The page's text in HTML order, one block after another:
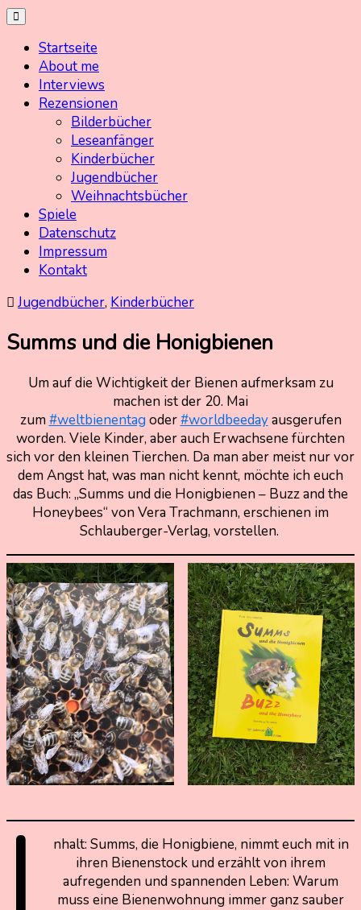
Skip
content
Kinderbuchschatz.de
Kinderbücher mit Herz
Startseite
About me
Interviews
Rezensionen
Bilderbücher
Leseanfänger
Kinderbücher
Jugendbücher
Weihnachtsbücher
Spiele
Datenschutz
Impressum
Kontakt
Jugendbücher, Kinderbücher
Summs und die Honigbienen
Mai
202126.
Mai
2021
Kammer
Um auf die Wichtigkeit der Bienen aufmerksam zu
machen ist der 20. Mai
zum#weltbienentagoder#worldbeedayausgerufen
worden. Viele Kinder, aber auch Erwachsene fürchten
sich vor den kleinen Tierchen. Da man aber meist nur vor
dem Angst hat, was man nicht kennt, möchte ich euch
das Buch: „Summs und die Honigbienen – Buzz and the
Honeybees“ von Vera Trachmann, erschienen im
Schlauberger-Verlag, vorstellen.
nhalt: Summs, die Honigbiene, nimmt euch mit in
ihren Bienenstock und erzählt von ihrem
aufregenden und spannenden Leben: Warum
muss eine Bienenwohnung immer ganz sauber